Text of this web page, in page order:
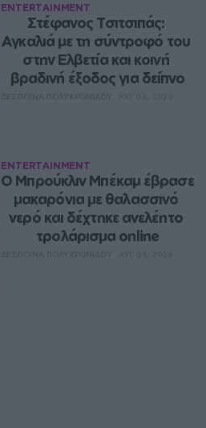
ENTERTAINMENT
Στέφανος Τσιτσιπάς:
Αγκαλιά με τη σύντροφό του
στην Ελβετία και κοινή
βραδινή έξοδος για δείπνο
ENTERTAINMENT
Ο Μπρούκλιν Μπέκαμ έβρασε
μακαρόνια με θαλασσινό
νερό και δέχτηκε ανελέητο
τρολάρισμα online